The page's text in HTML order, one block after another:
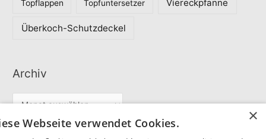
Topflappen Topfuntersetzer Viereckpfanne
Überkoch-Schutzdeckel
Archiv
×
Webseite verwendet Cookies.